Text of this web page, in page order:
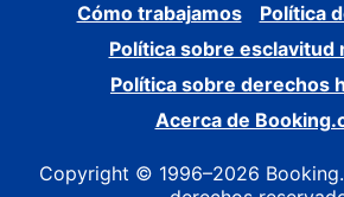
Cómo trabajamos
Política
Política sobre esclavitud
Política sobre derechos
Acerca de
Copyright © 1996–2026